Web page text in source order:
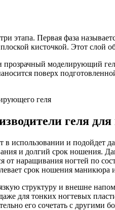
этапа. Первая фаза
кисточкой. Этот слой
моделирующий
поверх
геля
использовании и подойдет
и долгий срок ношения.
от наращивания ногтей по
срок ношения маникюра
структуру и внешне
для тонких ногтевых
его сочетать с другими